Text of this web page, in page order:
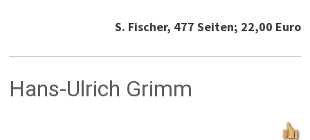
S. Fischer, 477 Seiten; 22,00 Euro
Hans-Ulrich Grimm